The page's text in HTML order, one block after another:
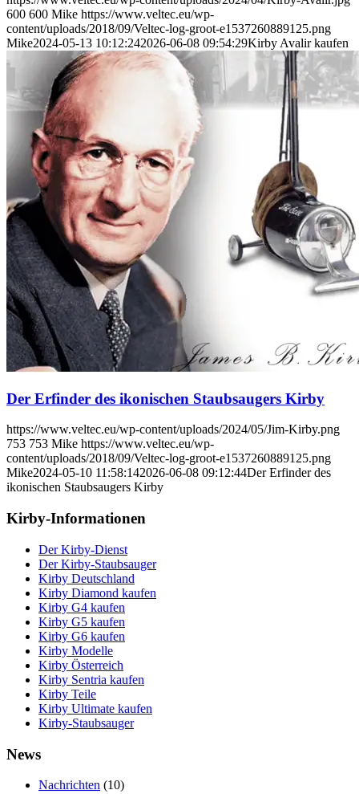
600 600 Mike https://www.veltec.eu/wp-
content/uploads/2018/09/Veltec-log-groot-e1537260889125.png
Mike2024-05-13 10:12:242026-06-08 09:54:29Kirby Avalir kaufen
Der Erfinder des ikonischen Staubsaugers Kirby
https://www.veltec.eu/wp-content/uploads/2024/05/Jim-Kirby.png
753 753 Mike https://www.veltec.eu/wp-
content/uploads/2018/09/Veltec-log-groot-e1537260889125.png
Mike2024-05-10 11:58:142026-06-08 09:12:44Der Erfinder des
ikonischen Staubsaugers Kirby
Kirby-Informationen
Der Kirby-Dienst
Der Kirby-Staubsauger
Kirby Deutschland
Kirby Diamond kaufen
Kirby G4 kaufen
Kirby G5 kaufen
Kirby G6 kaufen
Kirby Modelle
Kirby Österreich
Kirby Sentria kaufen
Kirby Teile
Kirby Ultimate kaufen
Kirby-Staubsauger
News
Nachrichten (10)